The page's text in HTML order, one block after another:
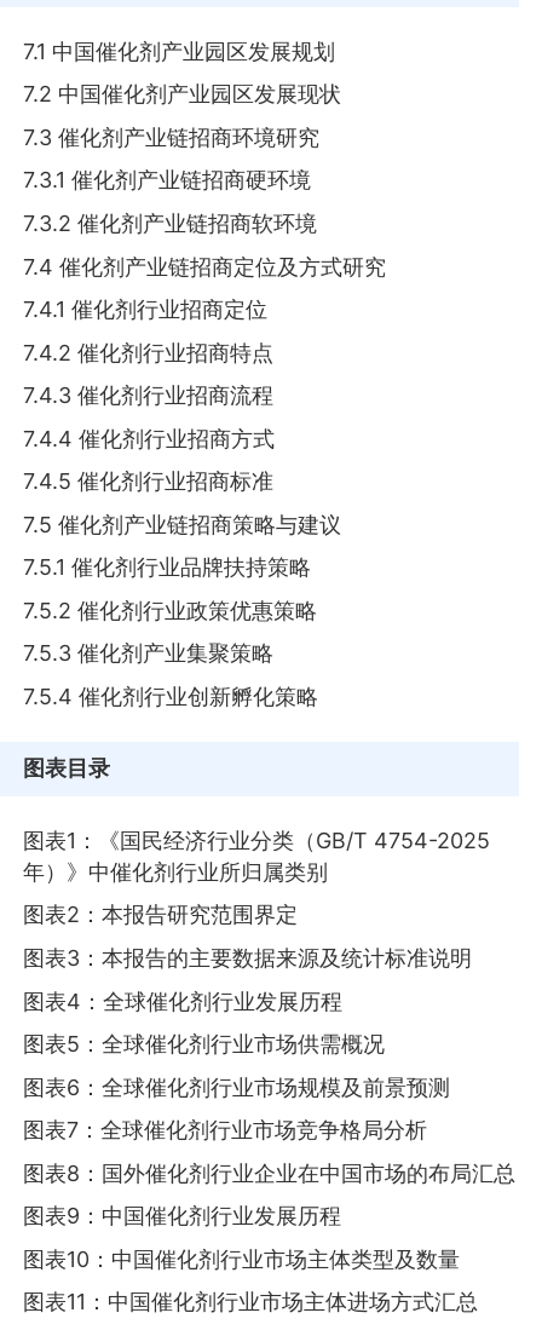
7.1 中国催化剂产业园区发展规划
7.2 中国催化剂产业园区发展现状
7.3 催化剂产业链招商环境研究
7.3.1 催化剂产业链招商硬环境
7.3.2 催化剂产业链招商软环境
7.4 催化剂产业链招商定位及方式研究
7.4.1 催化剂行业招商定位
7.4.2 催化剂行业招商特点
7.4.3 催化剂行业招商流程
7.4.4 催化剂行业招商方式
7.4.5 催化剂行业招商标准
7.5 催化剂产业链招商策略与建议
7.5.1 催化剂行业品牌扶持策略
7.5.2 催化剂行业政策优惠策略
7.5.3 催化剂产业集聚策略
7.5.4 催化剂行业创新孵化策略
图表目录
图表1：《国民经济行业分类（GB/T 4754-2025
年）》中催化剂行业所归属类别
图表2：本报告研究范围界定
图表3：本报告的主要数据来源及统计标准说明
图表4：全球催化剂行业发展历程
图表5：全球催化剂行业市场供需概况
图表6：全球催化剂行业市场规模及前景预测
图表7：全球催化剂行业市场竞争格局分析
图表8：国外催化剂行业企业在中国市场的布局汇总
图表9：中国催化剂行业发展历程
图表10：中国催化剂行业市场主体类型及数量
图表11：中国催化剂行业市场主体进场方式汇总